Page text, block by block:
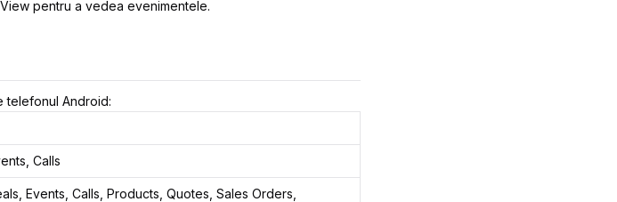
pentru a vedea evenimentele.
telefonul Android:
Calls
Events, Calls, Products, Quotes, Sales Orders,